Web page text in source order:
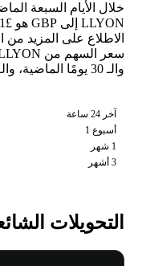
خلال الأيام السبعة
الاطلاع على المزيد من
والـ 30 يومًا الماضية، والـ 90 يومًا الماضية.
آخر 24 ساعة
أسبوع 1
1 شهر
3 أشهر
التحويلات